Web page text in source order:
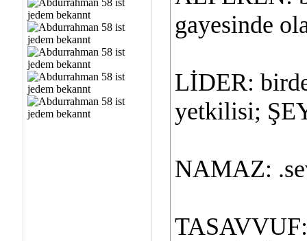
gayesinde
LİDER:
yetkilisi;
NAMAZ: